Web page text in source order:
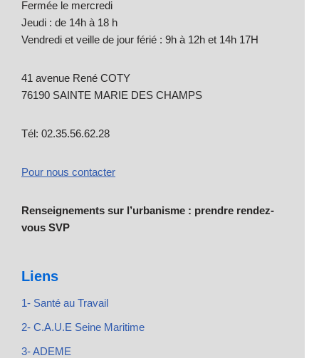
Fermée le mercredi
Jeudi : de 14h à 18 h
Vendredi et veille de jour férié : 9h à 12h et 14h 17H
41 avenue René COTY
76190 SAINTE MARIE DES CHAMPS
Tél: 02.35.56.62.28
Pour nous contacter
Renseignements sur l’urbanisme : prendre rendez-
vous SVP
Liens
1- Santé au Travail
2- C.A.U.E Seine Maritime
3- ADEME